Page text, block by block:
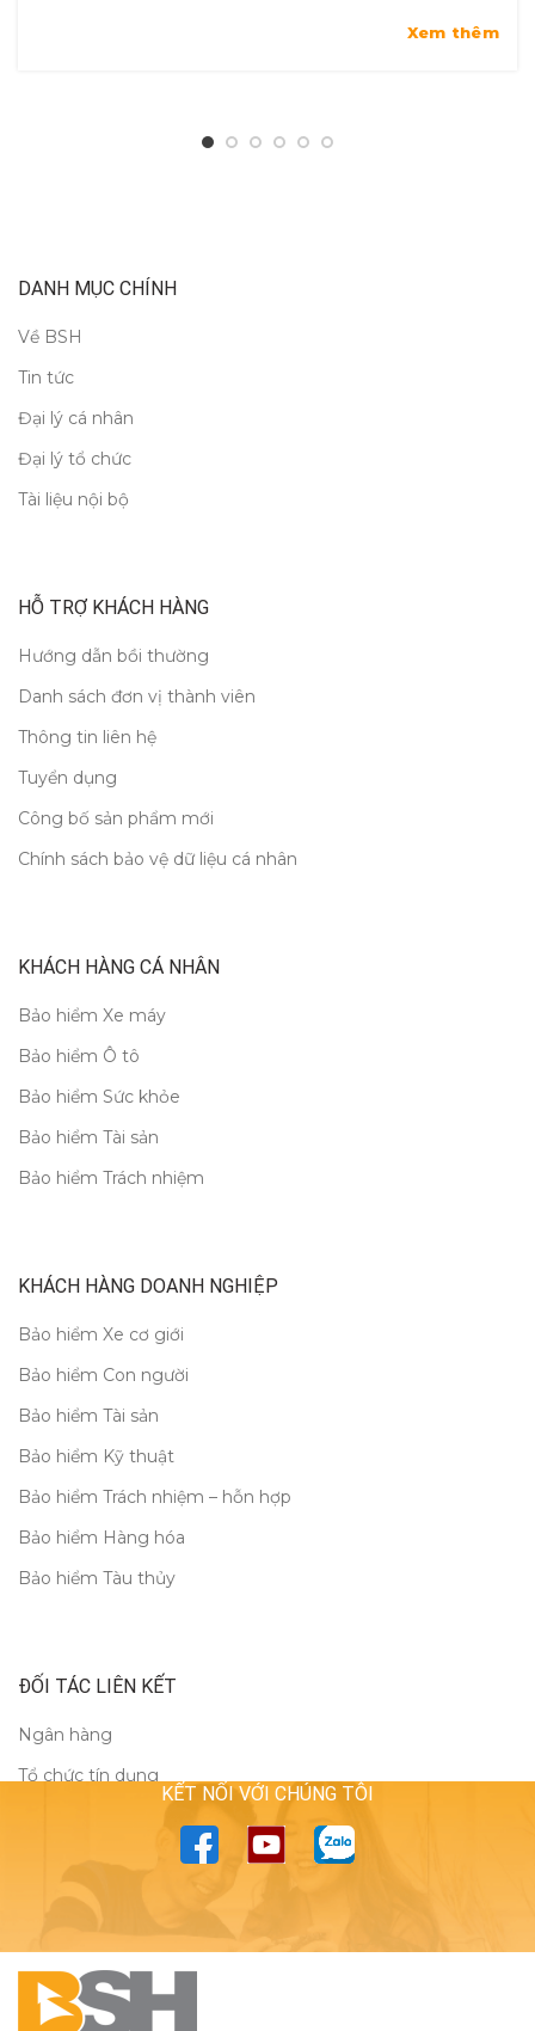
Xem thêm
DANH MỤC CHÍNH
Về BSH
Tin tức
Đại lý cá nhân
Đại lý tổ chức
Tài liệu nội bộ
HỖ TRỢ KHÁCH HÀNG
Hướng dẫn bồi thường
Danh sách đơn vị thành viên
Thông tin liên hệ
Tuyển dụng
Công bố sản phẩm mới
Chính sách bảo vệ dữ liệu cá nhân
KHÁCH HÀNG CÁ NHÂN
Bảo hiểm Xe máy
Bảo hiểm Ô tô
Bảo hiểm Sức khỏe
Bảo hiểm Tài sản
Bảo hiểm Trách nhiệm
KHÁCH HÀNG DOANH NGHIỆP
Bảo hiểm Xe cơ giới
Bảo hiểm Con người
Bảo hiểm Tài sản
Bảo hiểm Kỹ thuật
Bảo hiểm Trách nhiệm – hỗn hợp
Bảo hiểm Hàng hóa
Bảo hiểm Tàu thủy
ĐỐI TÁC LIÊN KẾT
Ngân hàng
Tổ chức tín dụng
KẾT NỐI VỚI CHÚNG TÔI